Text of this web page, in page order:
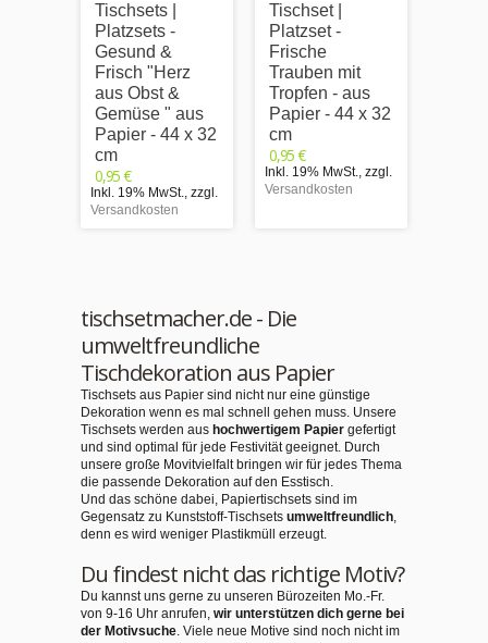
Tischsets |
Platzsets -
Gesund &
Frisch "Herz
aus Obst &
Gemüse " aus
Papier - 44 x 32
cm
0,95 €
Inkl. 19% MwSt., zzgl.
Versandkosten
Tischset |
Platzset -
Frische
Trauben mit
Tropfen - aus
Papier - 44 x 32
cm
0,95 €
Inkl. 19% MwSt., zzgl.
Versandkosten
tischsetmacher.de - Die
umweltfreundliche
Tischdekoration aus Papier
Tischsets aus Papier sind nicht nur eine günstige
Dekoration wenn es mal schnell gehen muss. Unsere
Tischsets werden aus hochwertigem Papier gefertigt
und sind optimal für jede Festivität geeignet. Durch
unsere große Movitvielfalt bringen wir für jedes Thema
die passende Dekoration auf den Esstisch.
Und das schöne dabei, Papiertischsets sind im
Gegensatz zu Kunststoff-Tischsets umweltfreundlich,
denn es wird weniger Plastikmüll erzeugt.
Du findest nicht das richtige Motiv?
Du kannst uns gerne zu unseren Bürozeiten Mo.-Fr.
von 9-16 Uhr anrufen, wir unterstützen dich gerne bei
der Motivsuche. Viele neue Motive sind noch nicht im